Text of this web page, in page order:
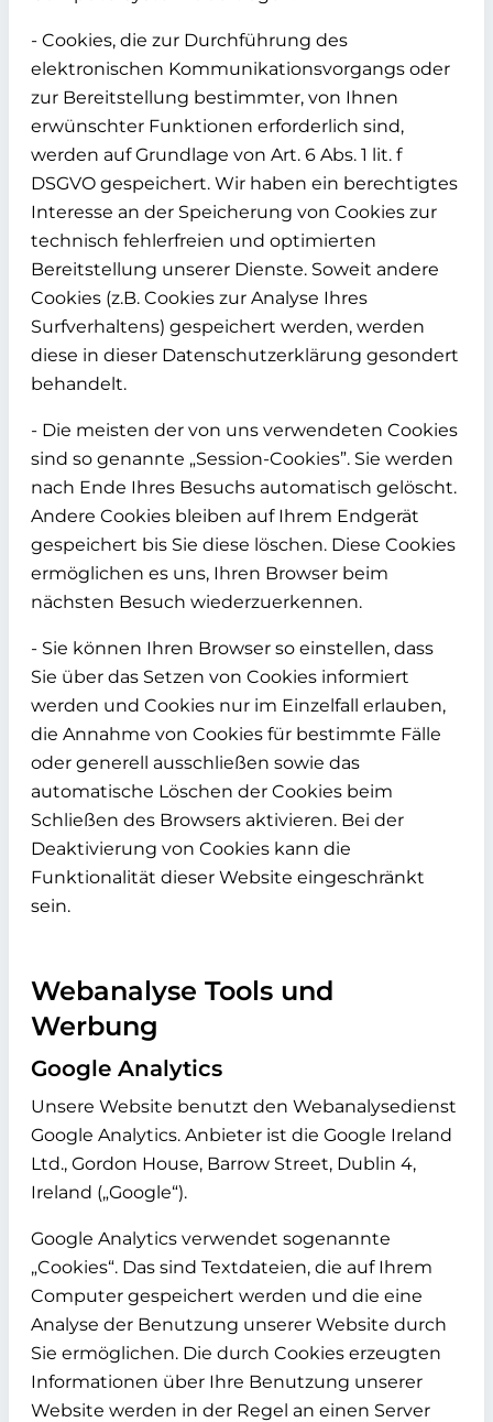
- Cookies, die zur Durchführung des
elektronischen Kommunikationsvorgangs oder
zur Bereitstellung bestimmter, von Ihnen
erwünschter Funktionen erforderlich sind,
werden auf Grundlage von Art. 6 Abs. 1 lit. f
DSGVO gespeichert. Wir haben ein berechtigtes
Interesse an der Speicherung von Cookies zur
technisch fehlerfreien und optimierten
Bereitstellung unserer Dienste. Soweit andere
Cookies (z.B. Cookies zur Analyse Ihres
Surfverhaltens) gespeichert werden, werden
diese in dieser Datenschutzerklärung gesondert
behandelt.
- Die meisten der von uns verwendeten Cookies
sind so genannte „Session-Cookies”. Sie werden
nach Ende Ihres Besuchs automatisch gelöscht.
Andere Cookies bleiben auf Ihrem Endgerät
gespeichert bis Sie diese löschen. Diese Cookies
ermöglichen es uns, Ihren Browser beim
nächsten Besuch wiederzuerkennen.
- Sie können Ihren Browser so einstellen, dass
Sie über das Setzen von Cookies informiert
werden und Cookies nur im Einzelfall erlauben,
die Annahme von Cookies für bestimmte Fälle
oder generell ausschließen sowie das
automatische Löschen der Cookies beim
Schließen des Browsers aktivieren. Bei der
Deaktivierung von Cookies kann die
Funktionalität dieser Website eingeschränkt
sein.
Webanalyse Tools und
Werbung
Google Analytics
Unsere Website benutzt den Webanalysedienst
Google Analytics. Anbieter ist die Google Ireland
Ltd., Gordon House, Barrow Street, Dublin 4,
Ireland („Google“).
Google Analytics verwendet sogenannte
„Cookies“. Das sind Textdateien, die auf Ihrem
Computer gespeichert werden und die eine
Analyse der Benutzung unserer Website durch
Sie ermöglichen. Die durch Cookies erzeugten
Informationen über Ihre Benutzung unserer
Website werden in der Regel an einen Server